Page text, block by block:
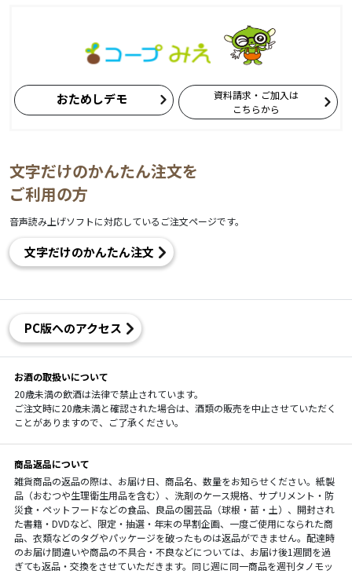
おためしデモ
資料請求・ご加入は
こちらから
文字だけのかんたん注文を
ご利用の方
音声読み上げソフトに対応しているご注文ページです。
文字だけのかんたん注文
PC版へのアクセス
お酒の取扱いについて
20歳未満の飲酒は法律で禁止されています。
ご注文時に20歳未満と確認された場合は、酒類の販売を中止させていただく
ことがありますので、ご了承ください。
商品返品について
雑貨商品の返品の際は、お届け日、商品名、数量をお知らせください。紙製
品（おむつや生理衛生用品を含む）、洗剤のケース規格、サプリメント・防
災食・ペットフードなどの食品、良品の園芸品（球根・苗・土）、開封され
た書籍・DVDなど、限定・抽選・年末の早割企画、一度ご使用になられた商
品、衣類などのタグやパッケージを破ったものは返品ができません。配達時
のお届け間違いや商品の不具合・不良などについては、お届け後1週間を過
ぎても返品・交換をさせていただきます。同じ週に同一商品を週刊タノモッ